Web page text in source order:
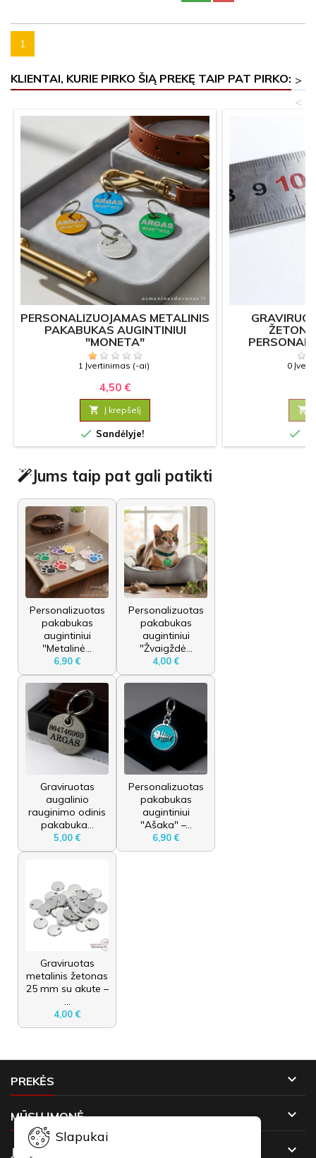
1
KLIENTAI, KURIE PIRKO ŠIĄ PREKĘ TAIP PAT PIRKO: >
<
PERSONALIZUOJAMAS METALINIS
PAKABUKAS AUGINTINIUI
"MONETA"
1 Įvertinimas (-ai)
4,50 €
 Į krepšelį
 Sandėlyje!
0


Jums taip pat gali patikti
Personalizuotas
pakabukas
augintiniui
"Metalinė...
6,90 €
Personalizuotas
pakabukas
augintiniui
"Žvaigždė...
4,00 €
Graviruotas
augalinio
rauginimo odinis
pakabuka...
5,00 €
Personalizuotas
pakabukas
augintiniui
"Ašaka" –...
6,90 €
Graviruotas
metalinis žetonas
25 mm su akute –
...
4,00 €
PREKĖS 
MŪSŲ ĮMONĖ 
JŪSŲ PASKYRA 
Slapukai